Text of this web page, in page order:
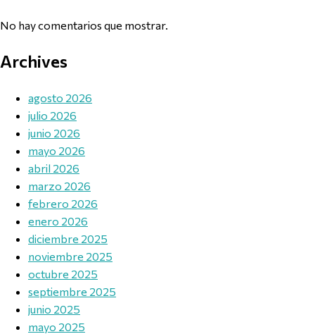
No hay comentarios que mostrar.
Archives
agosto 2026
julio 2026
junio 2026
mayo 2026
abril 2026
marzo 2026
febrero 2026
enero 2026
diciembre 2025
noviembre 2025
octubre 2025
septiembre 2025
junio 2025
mayo 2025